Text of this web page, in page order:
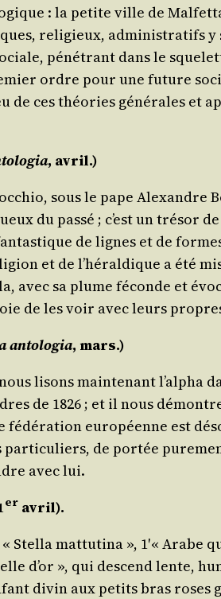
: la petite ville de
reli­gieux, admi­nis­tra­tifs
péné­trant dans le
ordre pour une future
ces théo­ries géné­rales et
, avril.)
sous le pape
du pas­sé ; c’est un tré­sor
de lignes et de
et de l’hé­ral­dique a été
avec sa plume féconde et
de les voir avec leurs
anto­lo­gia, mars.)
lisons main­te­nant
de 1826 ; et il nous
euro­péenne est
de por­tée
avec lui.
er avril).
mat­tu­ti­na », 1′« Arabe
d’or », qui des­cend lente,
divin aux petits bras